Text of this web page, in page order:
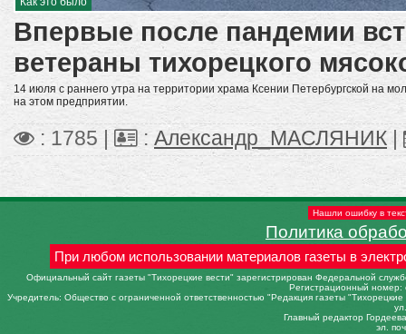
Впервые после пандемии
ветераны тихорецкого
14 июля с раннего утра на территории храма Ксении Петербургской на
на этом предприятии.
: 1785 | : Александр_МАСЛЯНИК|
Нашли ошибку в
Политика
При любом использовании материалов газеты в
Официальный сайт газеты "Тихорецкие вести" зарегистрирован Федеральной
Регистрационный
Учредитель: Общество с ограниченной ответственностью "Редакция газеты
Главный редактор
эл.